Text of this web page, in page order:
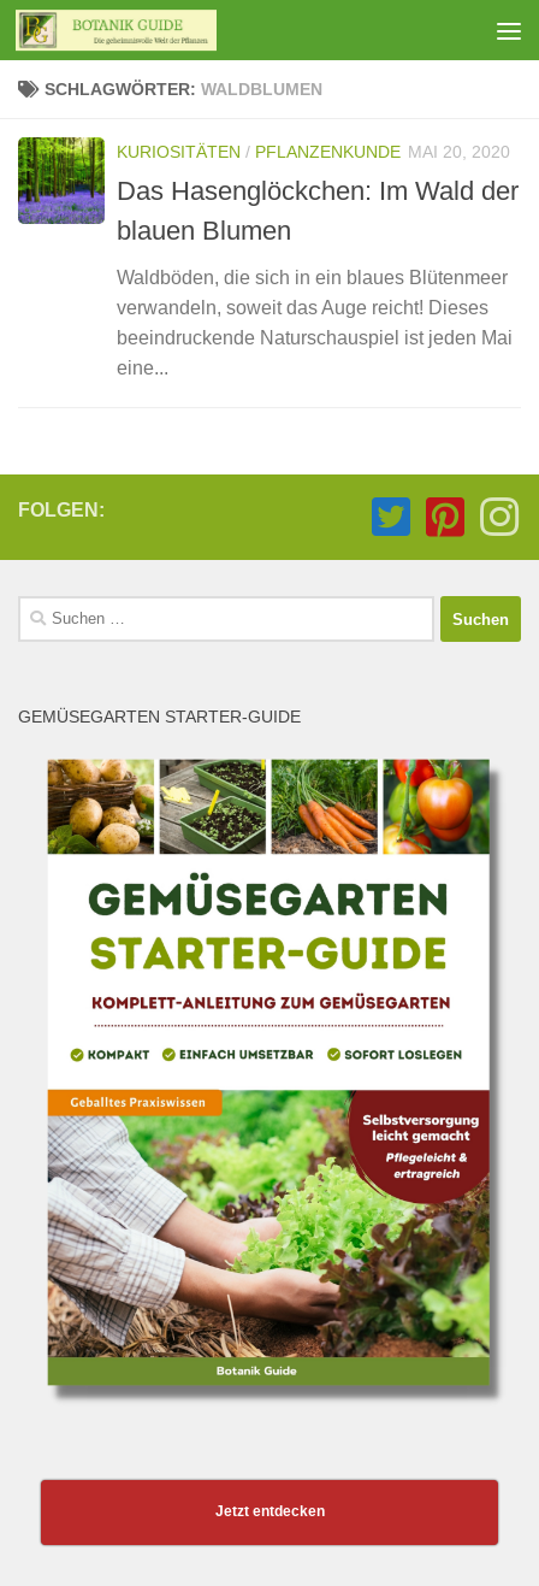
Zum Inhalt springen
SCHLAGWÖRTER: WALDBLUMEN
KURIOSITÄTEN / PFLANZENKUNDE MAI 20, 2020
Das Hasenglöckchen: Im Wald der
blauen Blumen
Waldböden, die sich in ein blaues Blütenmeer
verwandeln, soweit das Auge reicht! Dieses
beeindruckende Naturschauspiel ist jeden Mai
eine...
FOLGEN:
Suchen
nach:
GEMÜSEGARTEN STARTER-GUIDE
Jetzt entdecken